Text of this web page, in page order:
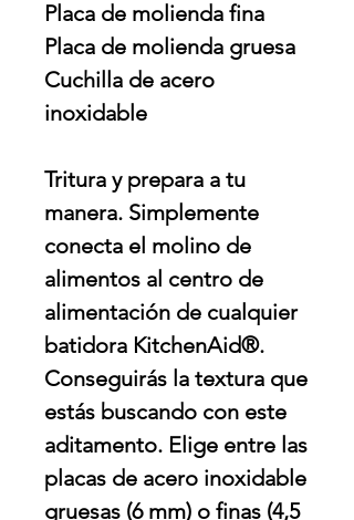
Placa de molienda fina
Placa de molienda gruesa
Cuchilla de acero
inoxidable
Tritura y prepara a tu
manera. Simplemente
conecta el molino de
alimentos al centro de
alimentación de cualquier
batidora KitchenAid®.
Conseguirás la textura que
estás buscando con este
aditamento. Elige entre las
placas de acero inoxidable
gruesas (6 mm) o finas (4,5